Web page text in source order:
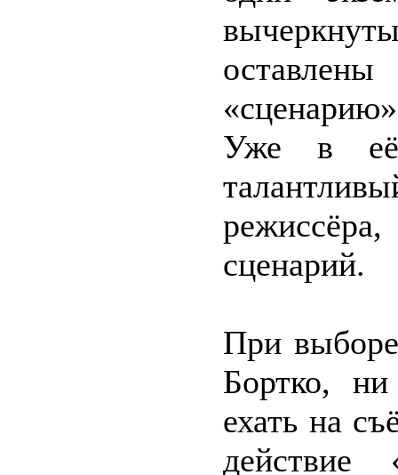
Уже в её
сценарий.
При
Бортко,
ехать на
действие